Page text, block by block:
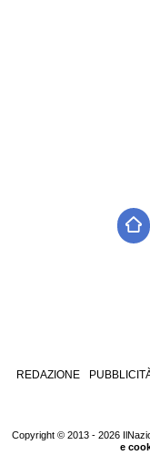
REDAZIONE
Copyright © 2013 - 2026
e